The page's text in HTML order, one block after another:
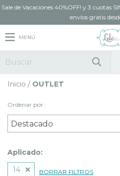
Sale de Vacaciones 40%OFF! y 3 cuotas
envíos gratis
MENÚ
Inicio / OUTLET
Ordenar por
Aplicado:
14
BORRAR FILTROS